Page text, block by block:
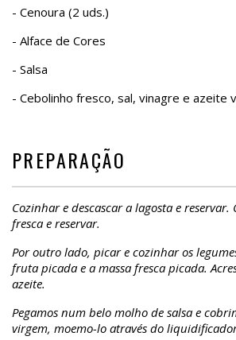
- Cenoura (2 uds.)
- Alface de Cores
- Salsa
- Cebolinho fresco, sal, vinagre e azeite
PREPARAÇÃO
Cozinhar e descascar a lagosta e reservar.
fresca e reservar.
Por outro lado, picar e cozinhar os
fruta picada e a massa fresca picada.
azeite.
Pegamos num belo molho de salsa e
virgem, moemo-lo através do